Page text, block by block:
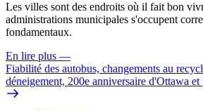
Les villes sont des endroits où il fait bon
administrations municipales s'occupent
fondamentaux.
En lire plus —
Fiabilité des autobus, changements au
déneigement, 200e anniversaire d'Ottawa et